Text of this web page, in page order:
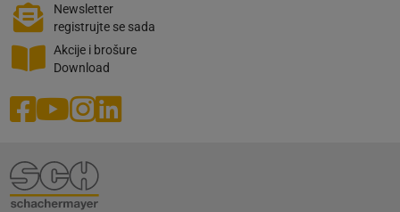
Newsletter
registrujte se sada
Akcije i brošure
Download